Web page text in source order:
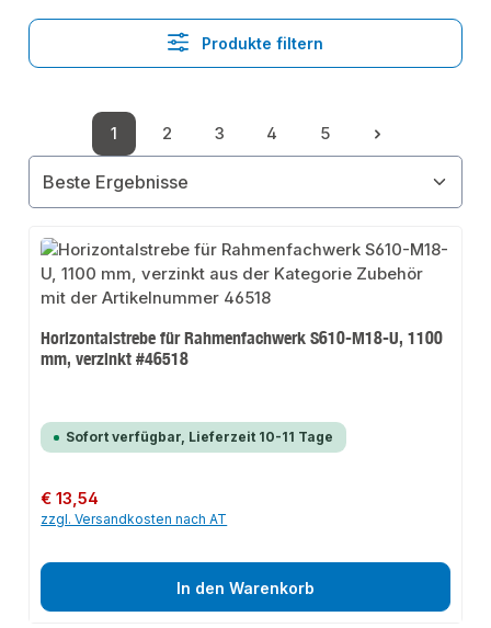
Produkte filtern
Seite
1
Seite
2
Seite
3
Seite
4
Seite
5
Horizontalstrebe für Rahmenfachwerk S610-M18-U, 1100
mm, verzinkt #46518
Sofort verfügbar, Lieferzeit 10-11 Tage
Regulärer Preis:
€ 13,54
zzgl. Versandkosten nach AT
In den Warenkorb